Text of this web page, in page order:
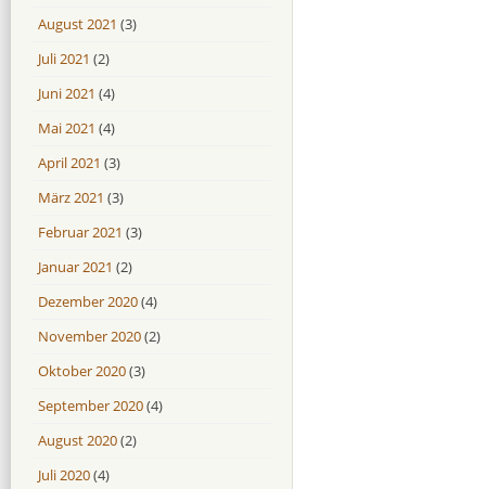
August 2021 (3)
Juli 2021 (2)
Juni 2021 (4)
Mai 2021 (4)
April 2021 (3)
März 2021 (3)
Februar 2021 (3)
Januar 2021 (2)
Dezember 2020(4)
November 2020(2)
Oktober 2020(3)
September 2020(4)
August 2020(2)
Juli 2020(4)